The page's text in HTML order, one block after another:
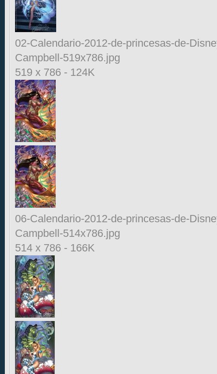
02-Calendario-2012-de-princesas-de-
Campbell-519x786.jpg
519 x 786 - 124K
06-Calendario-2012-de-princesas-de-
Campbell-514x786.jpg
514 x 786 - 166K